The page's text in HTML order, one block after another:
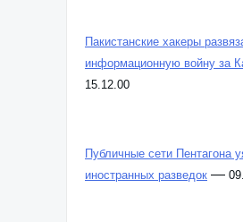
Пакистанские хакеры
информационную войну за
Публичные сети Пентагона
иностранных разведок